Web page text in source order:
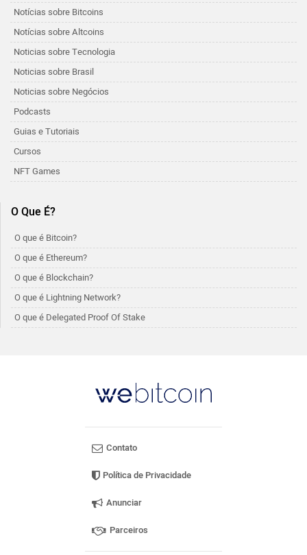
Notícias sobre Bitcoins
Notícias sobre Altcoins
Noticias sobre Tecnologia
Noticias sobre Brasil
Noticias sobre Negócios
Podcasts
Guias e Tutoriais
Cursos
NFT Games
O Que É?
O que é Bitcoin?
O que é Ethereum?
O que é Blockchain?
O que é Lightning Network?
O que é Delegated Proof Of Stake
Contato
Política de Privacidade
Anunciar
Parceiros